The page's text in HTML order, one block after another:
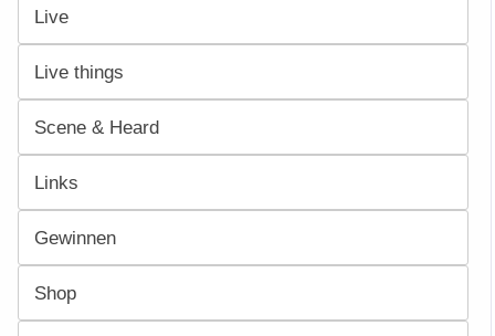
Live
Live things
Scene & Heard
Links
Gewinnen
Shop